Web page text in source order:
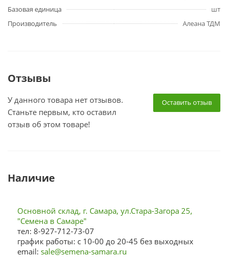
Базовая единица
шт
Производитель
Алеана ТДМ
Отзывы
Оставить отзыв
У данного товара нет отзывов.
Станьте первым, кто оставил
отзыв об этом товаре!
Наличие
Основной склад, г. Самара, ул.Стара-Загора 25,
"Семена в Самаре"
тел: 8-927-712-73-07
график работы: с 10-00 до 20-45 без выходных
email: sale@semena-samara.ru